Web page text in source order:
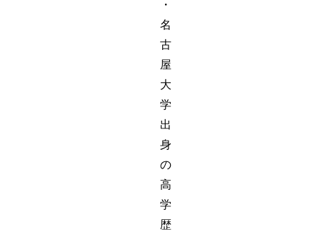
・
名
古
屋
大
学
出
身
の
高
学
歴